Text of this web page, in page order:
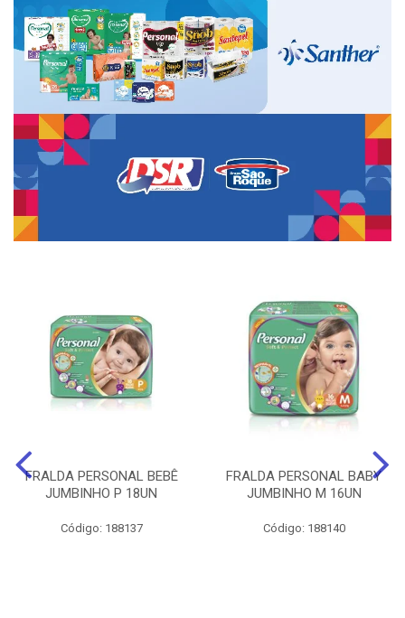
FRALDA PERSONAL BEBÊ
JUMBINHO P 18UN
Código: 188137
FRALDA PERSONAL BABY
JUMBINHO M 16UN
Código: 188140